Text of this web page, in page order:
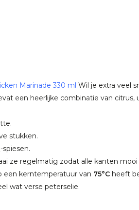
Marinade 330 ml ⁠Wil je extra veel
een heerlijke combinatie van citrus,
stukken.
ze regelmatig zodat alle kanten
een kerntemperatuur van 75°C heeft
wat verse peterselie.